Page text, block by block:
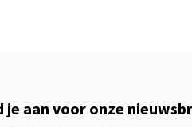
je aan voor onze